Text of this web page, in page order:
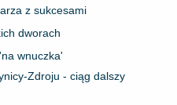
z sukcesami
dworach
wnuczka'
Zdroju - ciąg dalszy